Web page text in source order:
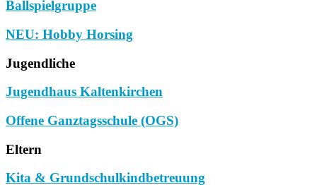
Ballspielgruppe
NEU: Hobby Horsing
Jugendliche
Jugendhaus Kaltenkirchen
Offene Ganztagsschule (OGS)
Eltern
Kita & Grundschulkindbetreuung